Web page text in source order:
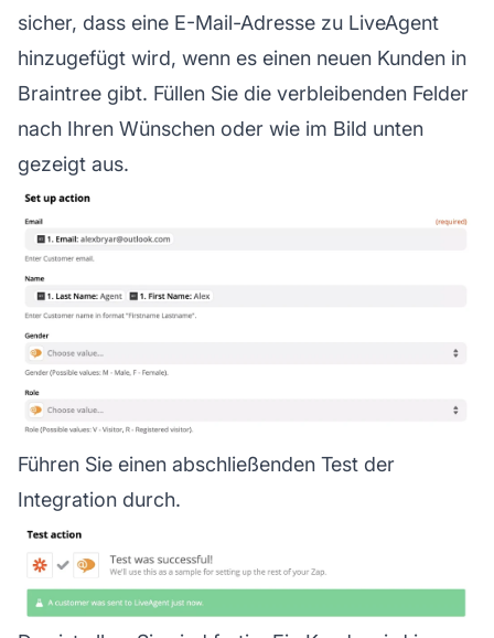
sicher, dass eine E-Mail-Adresse zu LiveAgent
hinzugefügt wird, wenn es einen neuen Kunden in
Braintree gibt. Füllen Sie die verbleibenden Felder
nach Ihren Wünschen oder wie im Bild unten
gezeigt aus.
Führen Sie einen abschließenden Test der
Integration durch.